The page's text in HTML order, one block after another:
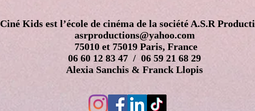
Ciné Kids est l’école de cinéma de la société A.S.R
asrproductions@yahoo.com
75010 et 75019 Paris, France
06 60 12 83 47 / 06 59 21 68 29
Alexia Sanchis & Franck Llopis